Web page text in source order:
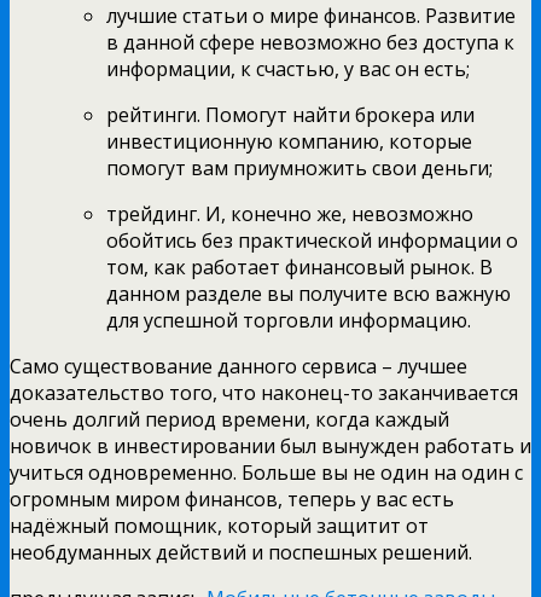
лучшие статьи о мире финансов. Развитие
в данной сфере невозможно без доступа к
информации, к счастью, у вас он есть;
рейтинги. Помогут найти брокера или
инвестиционную компанию, которые
помогут вам приумножить свои деньги;
трейдинг. И, конечно же, невозможно
обойтись без практической информации о
том, как работает финансовый рынок. В
данном разделе вы получите всю важную
для успешной торговли информацию.
Само существование данного сервиса – лучшее
доказательство того, что наконец-то заканчивается
очень долгий период времени, когда каждый
новичок в инвестировании был вынужден работать и
учиться одновременно. Больше вы не один на один с
огромным миром финансов, теперь у вас есть
надёжный помощник, который защитит от
необдуманных действий и поспешных решений.